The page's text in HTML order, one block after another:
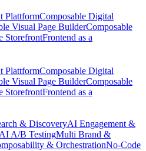
PlattformComposable Digital
Visual Page BuilderComposable
StorefrontFrontend as a
PlattformComposable Digital
Visual Page BuilderComposable
StorefrontFrontend as a
& DiscoveryAI Engagement &
AI A/B TestingMulti Brand &
& OrchestrationNo-Code